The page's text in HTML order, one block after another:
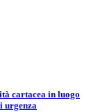
cartacea in luogo
urgenza